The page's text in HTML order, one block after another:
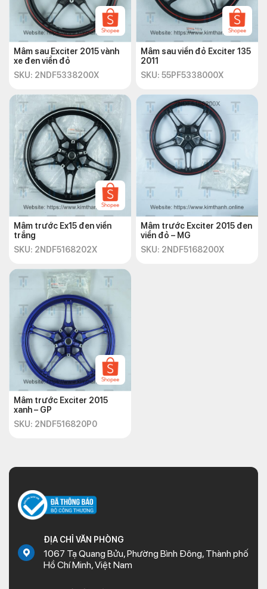
Mâm sau Exciter 2015 vành
xe đen viền đỏ
SKU: 2NDF5338200X
Mâm sau viền đỏ Exciter 135
2011
SKU: 55PF5338000X
Mâm trước Ex15 đen viền
trắng
SKU: 2NDF5168202X
Mâm trước Exciter 2015 đen
viền đỏ – MG
SKU: 2NDF5168200X
Mâm trước Exciter 2015
xanh – GP
SKU: 2NDF516820P0
ĐỊA CHỈ VĂN PHÒNG
1067 Tạ Quang Bửu, Phường Bình Đông, Thành phố
Hồ Chí Minh, Việt Nam